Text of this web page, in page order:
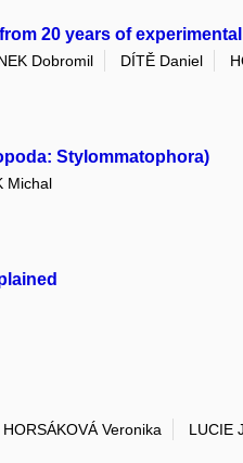
20 years of
Dobromil DÍTĚ Daniel
Stylommatophora)
Michal
HORSÁKOVÁ Veronika LUCIE